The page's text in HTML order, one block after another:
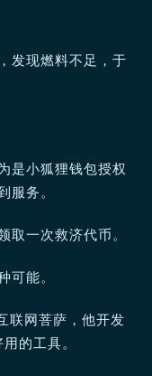
发现燃料不足，于
是小狐狸钱包授权
服务。
取一次救济代币。
可能。
联网菩萨，他开发
的工具。